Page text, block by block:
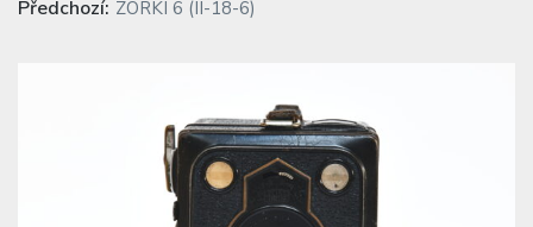
pro
Předchozí: Next
ZORKI 6 (II-18-6)